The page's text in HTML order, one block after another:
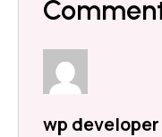
wp developer